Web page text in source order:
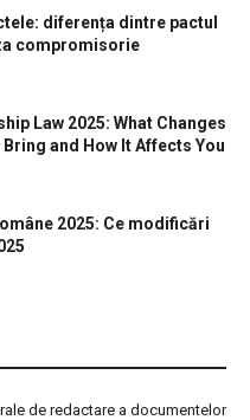
diferența dintre pactul
compromisorie
Law 2025: What Changes
and How It Affects You
2025: Ce modificări
de redactare a documentelor